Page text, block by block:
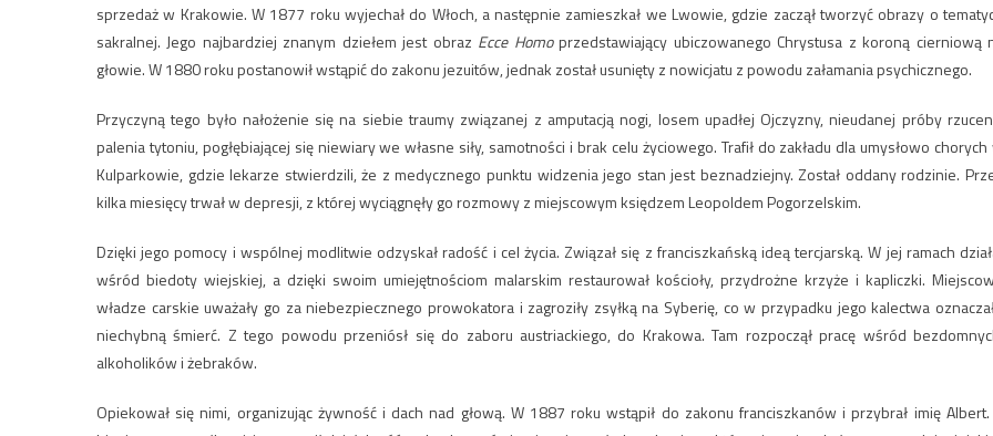
sprzedaż w Krakowie. W 1877 roku wyjechał do Włoch, a następnie zamieszkał we Lwowie, gdzie zaczął tworzyć obrazy o
sakralnej. Jego najbardziej znanym dziełem jest obraz Ecce Homoprzedstawiający ubiczowanego Chrystusa z koroną cierniową
głowie. W 1880 roku postanowił wstąpić do zakonu jezuitów, jednak został usunięty z nowicjatu z powodu załamania psychicznego.
Przyczyną tego było nałożenie się na siebie traumy związanej z amputacją nogi, losem upadłej Ojczyzny, nieudanej próby
palenia tytoniu, pogłębiającej się niewiary we własne siły, samotności i brak celu życiowego. Trafił do zakładu dla umysłowo chorych
Kulparkowie, gdzie lekarze stwierdzili, że z medycznego punktu widzenia jego stan jest beznadziejny. Został oddany rodzinie.
kilka miesięcy trwał w depresji, z której wyciągnęły go rozmowy z miejscowym księdzem Leopoldem Pogorzelskim.
Dzięki jego pomocy i wspólnej modlitwie odzyskał radość i cel życia. Związał się z franciszkańską ideą tercjarską. W jej ramach
wśród biedoty wiejskiej, a dzięki swoim umiejętnościom malarskim restaurował kościoły, przydrożne krzyże i kapliczki.
władze carskie uważały go za niebezpiecznego prowokatora i zagroziły zsyłką na Syberię, co w przypadku jego kalectwa
niechybną śmierć. Z tego powodu przeniósł się do zaboru austriackiego, do Krakowa. Tam rozpoczął pracę wśród
alkoholików i żebraków.
Opiekował się nimi, organizując żywność i dach nad głową. W 1887 roku wstąpił do zakonu franciszkanów i przybrał imię